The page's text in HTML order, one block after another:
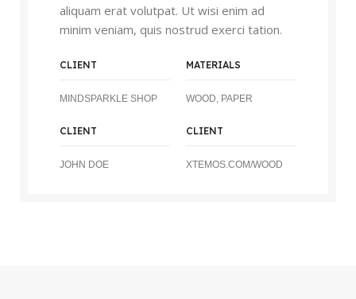
aliquam erat volutpat. Ut wisi enim ad
minim veniam, quis nostrud exerci tation.
CLIENT MATERIALS
MINDSPARKLE SHOP WOOD, PAPER
CLIENT CLIENT
JOHN DOE XTEMOS.COM/WOOD